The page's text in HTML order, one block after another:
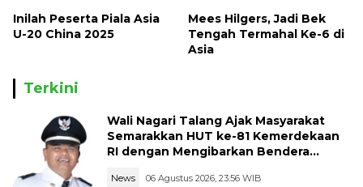
Inilah Peserta Piala Asia
U-20 China 2025
Mees Hilgers, Jadi Bek
Tengah Termahal Ke-6 di
Asia
Terkini
Wali Nagari Talang Ajak Masyarakat
Semarakkan HUT ke-81 Kemerdekaan
RI dengan Mengibarkan Bendera
News 06 Agustus 2026, 23:56 WIB